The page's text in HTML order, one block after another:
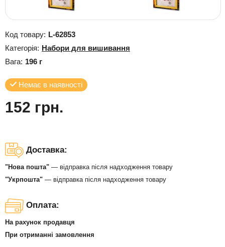
Код товару: L-62853
Категорія: Набори для вишивання
Вага: 196 г
Немає в наявності
152 грн.
Доставка:
"Нова пошта" — відправка після надходження товару
"Укрпошта" — відправка після надходження товару
Оплата:
На рахунок продавця
При отриманні замовлення